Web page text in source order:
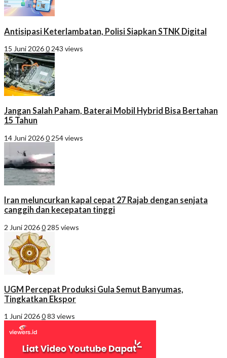
Antisipasi Keterlambatan, Polisi Siapkan STNK Digital
15 Juni 20260 243 views
Jangan Salah Paham, Baterai Mobil Hybrid Bisa Bertahan
15 Tahun
14 Juni 20260 254 views
Iran meluncurkan kapal cepat 27 Rajab dengan senjata
canggih dan kecepatan tinggi
2 Juni 20260 285 views
UGM Percepat Produksi Gula Semut Banyumas,
Tingkatkan Ekspor
1 Juni 2026083 views